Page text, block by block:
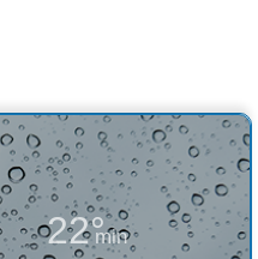
22°
min